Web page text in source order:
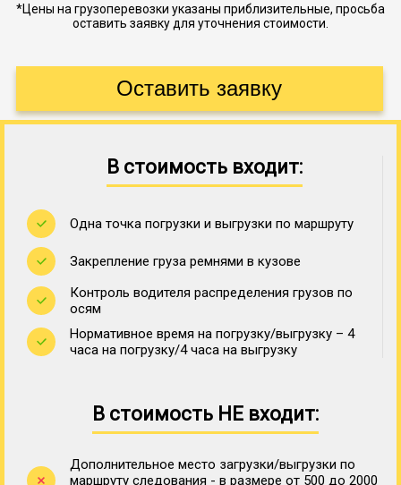
*Цены на грузоперевозки указаны приблизительные, просьба
оставить заявку для уточнения стоимости.
В стоимость входит:
Одна точка погрузки и выгрузки по маршруту
Закрепление груза ремнями в кузове
Контроль водителя распределения грузов по
осям
Нормативное время на погрузку/выгрузку – 4
часа на погрузку/4 часа на выгрузку
В стоимость НЕ входит:
Дополнительное место загрузки/выгрузки по
маршруту следования - в размере от 500 до 2000